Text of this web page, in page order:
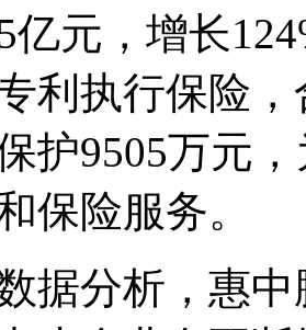
亿元，增长
利执行保险
护9505万元
保险服务。
据分析，惠